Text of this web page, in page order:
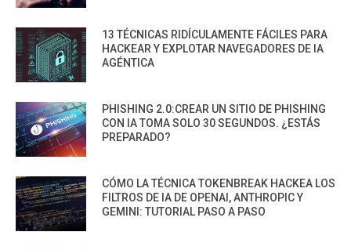
13 TÉCNICAS RIDÍCULAMENTE FÁCILES PARA
HACKEAR Y EXPLOTAR NAVEGADORES DE IA
AGÉNTICA
PHISHING 2.0:CREAR UN SITIO DE PHISHING
CON IA TOMA SOLO 30 SEGUNDOS. ¿ESTÁS
PREPARADO?
CÓMO LA TÉCNICA TOKENBREAK HACKEA LOS
FILTROS DE IA DE OPENAI, ANTHROPIC Y
GEMINI: TUTORIAL PASO A PASO